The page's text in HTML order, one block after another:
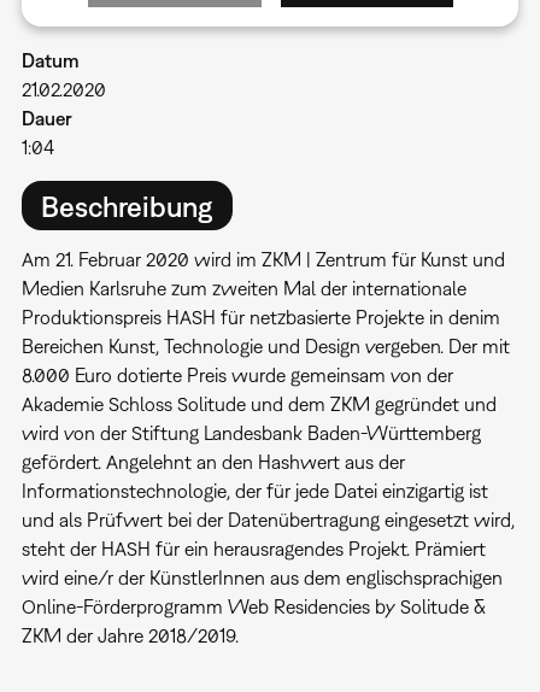
Datum
21.02.2020
Dauer
1:04
Beschreibung
Am 21. Februar 2020 wird im ZKM | Zentrum für Kunst und
Medien Karlsruhe zum zweiten Mal der internationale
Produktionspreis HASH für netzbasierte Projekte in denim
Bereichen Kunst, Technologie und Design vergeben. Der mit
8.000 Euro dotierte Preis wurde gemeinsam von der
Akademie Schloss Solitude und dem ZKM gegründet und
wird von der Stiftung Landesbank Baden-Württemberg
gefördert. Angelehnt an den Hashwert aus der
Informationstechnologie, der für jede Datei einzigartig ist
und als Prüfwert bei der Datenübertragung eingesetzt wird,
steht der HASH für ein herausragendes Projekt. Prämiert
wird eine/r der KünstlerInnen aus dem englischsprachigen
Online-Förderprogramm Web Residencies by Solitude &
ZKM der Jahre 2018/2019.